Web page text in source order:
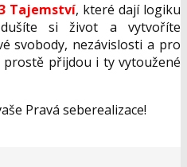
Tajemství, které dají logiku
si život a vytvoříte
svobody, nezávislosti a pro
přijdou i ty vytoužené
Pravá seberealizace!